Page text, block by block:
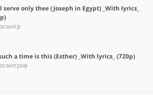
serve only thee (Joseph in Egypt) _With lyrics_
a time is this (Esther) _With lyrics_ (720p)